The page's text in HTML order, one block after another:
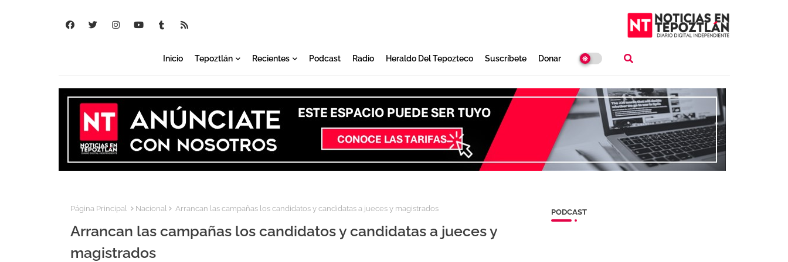
Inicio Tepoztlán Recientes Podcast Radio Heraldo Del Tepozteco Suscríbete Donar
Página Principal Nacional Arrancan las campañas los candidatos y candidatas a jueces y magistrados
Arrancan las campañas los candidatos y candidatas a jueces y
magistrados
PODCAST